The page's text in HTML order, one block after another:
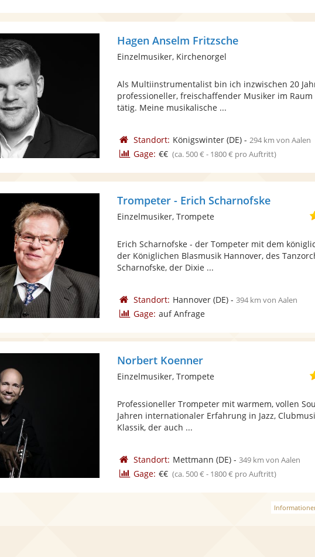
Hagen Anselm Fritzsche
Einzelmusiker, Kirchenorgel
Als Multiinstrumentalist bin ich inzwischen 20
professioneller, freischaffender Musiker im
tätig. Meine musikalische ...
Standort: Königswinter(DE)- 294 km von Aalen
Gage: €€ (ca. 500 € - 1800 € pro Auftritt)
Trompeter - Erich Scharnofske
Einzelmusiker, Trompete
Erich Scharnofske - der Tompeter mit dem
der Königlichen Blasmusik Hannover, des
Scharnofske, der Dixie ...
Standort: Hannover(DE)- 394 km von Aalen
Gage: auf Anfrage
Norbert Koenner
Einzelmusiker, Trompete
Professioneller Trompeter mit warmem, vollen
Jahren internationaler Erfahrung in Jazz,
Klassik, der auch ...
Standort: Mettmann (DE)- 349 km von Aalen
Gage: €€ (ca. 500 € - 1800 € pro Auftritt)